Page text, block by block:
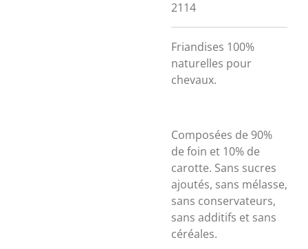
2114
Friandises 100%
naturelles pour
chevaux.
Composées de 90%
de foin et 10% de
carotte. Sans sucres
ajoutés, sans mélasse,
sans conservateurs,
sans additifs et sans
céréales.